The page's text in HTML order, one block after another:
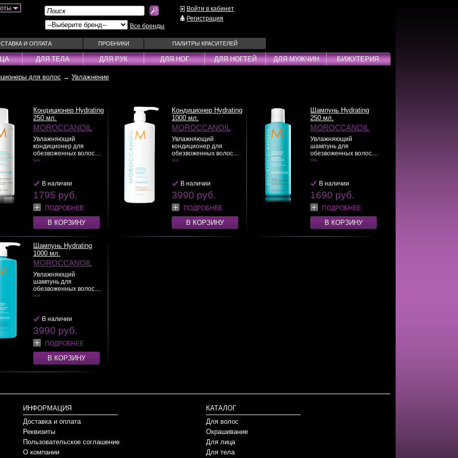
Все бренды
Войти в кабинет
Регистрация
И ОПЛАТА ПРОБНИКИ ПАЛИТРЫ КРАСИТЕЛЕЙ
Оттеночные уходы
Парфюм
Паста
Пилинг
Спрей
Стайлеры
Сыворотки
Тонирующие средства
Эликсиры
ДЛЯ ТЕЛА ДЛЯ РУК ДЛЯ НОГ ДЛЯ НОГТЕЙ ДЛЯ МУЖЧИН БИЖУТЕРИЯ
для волос → Увлажнение
Кондиционер Hydrating
250 мл.
MOROCCANOIL
Увлажняющий
кондиционер для
обезвоженных волос....
>>
В наличии
1795 руб.
ПОДРОБНЕЕ
В КОРЗИНУ
Кондиционер Hydrating
1000 мл.
MOROCCANOIL
Увлажняющий
кондиционер для
обезвоженных волос....
>>
В наличии
3990 руб.
ПОДРОБНЕЕ
В КОРЗИНУ
Шампунь Hydrating
250 мл.
MOROCCANOIL
Увлажняющий
шампунь для
обезвоженных волос....
>>
В наличии
1690 руб.
ПОДРОБНЕЕ
В КОРЗИНУ
Шампунь Hydrating
1000 мл.
MOROCCANOIL
Увлажняющий
шампунь для
обезвоженных волос....
>>
В наличии
3990 руб.
ПОДРОБНЕЕ
В КОРЗИНУ
ИНФОРМАЦИЯ
Доставка и оплата
Реквизиты
Пользовательское соглашение
О компании
КАТАЛОГ
Для волос
Окрашивание
Для лица
Для тела